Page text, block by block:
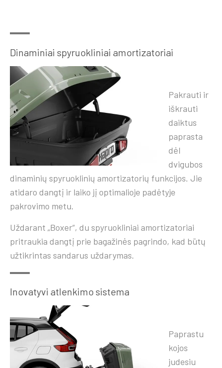
Dinaminiai spyruokliniai amortizatoriai
Pakrauti ir
iškrauti
daiktus
paprasta
dėl
dvigubos
dinaminių spyruoklinių amortizatorių funkcijos. Jie
atidaro dangtį ir laiko jį optimalioje padėtyje
pakrovimo metu.
Uždarant „Boxer“, du spyruokliniai amortizatoriai
pritraukia dangtį prie bagažinės pagrindo, kad būtų
užtikrintas sandarus uždarymas.
Inovatyvi atlenkimo sistema
Paprastu
kojos
judesiu